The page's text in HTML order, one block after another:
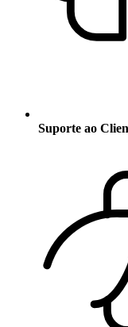
Suporte ao